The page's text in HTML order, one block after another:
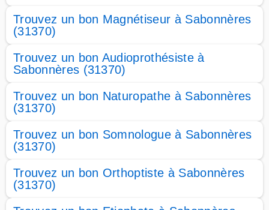
Trouvez un bon Magnétiseur à Sabonnères
(31370)
Trouvez un bon Audioprothésiste à
Sabonnères (31370)
Trouvez un bon Naturopathe à Sabonnères
(31370)
Trouvez un bon Somnologue à Sabonnères
(31370)
Trouvez un bon Orthoptiste à Sabonnères
(31370)